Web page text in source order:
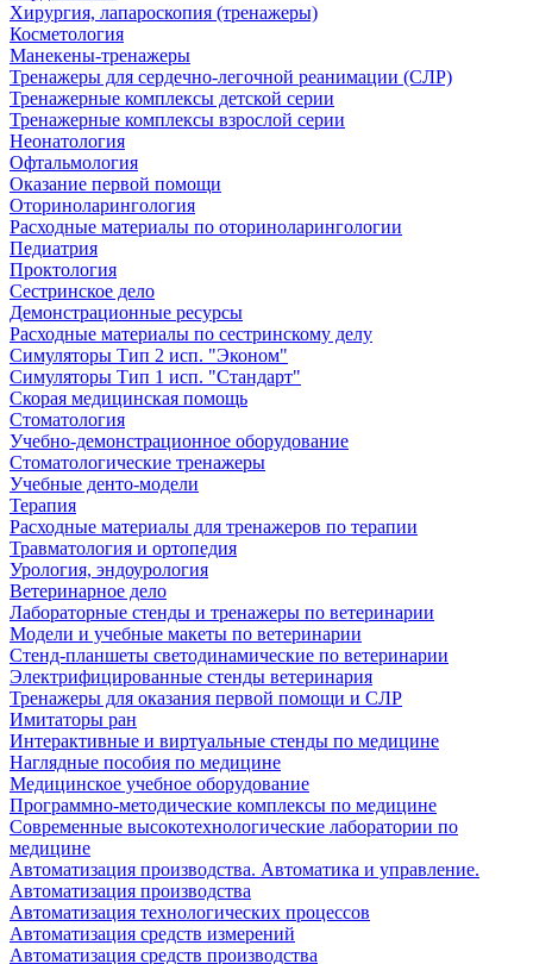
Хирургия, лапароскопия (тренажеры)
Косметология
Манекены-тренажеры
Тренажеры для сердечно-легочной реанимации (СЛР)
Тренажерные комплексы детской серии
Тренажерные комплексы взрослой серии
Неонатология
Офтальмология
Оказание первой помощи
Оториноларингология
Расходные материалы по оториноларингологии
Педиатрия
Проктология
Сестринское дело
Демонстрационные ресурсы
Расходные материалы по сестринскому делу
Симуляторы Тип 2 исп. "Эконом"
Симуляторы Тип 1 исп. "Стандарт"
Скорая медицинская помощь
Стоматология
Учебно-демонстрационное оборудование
Стоматологические тренажеры
Учебные денто-модели
Терапия
Расходные материалы для тренажеров по терапии
Травматология и ортопедия
Урология, эндоурология
Ветеринарное дело
Лабораторные стенды и тренажеры по ветеринарии
Модели и учебные макеты по ветеринарии
Стенд-планшеты светодинамические по ветеринарии
Электрифицированные стенды ветеринария
Тренажеры для оказания первой помощи и СЛР
Имитаторы ран
Интерактивные и виртуальные стенды по медицине
Наглядные пособия по медицине
Медицинское учебное оборудование
Программно-методические комплексы по медицине
Современные высокотехнологические лаборатории по
медицине
Автоматизация производства. Автоматика и управление.
Автоматизация производства
Автоматизация технологических процессов
Автоматизация средств измерений
Автоматизация средств производства